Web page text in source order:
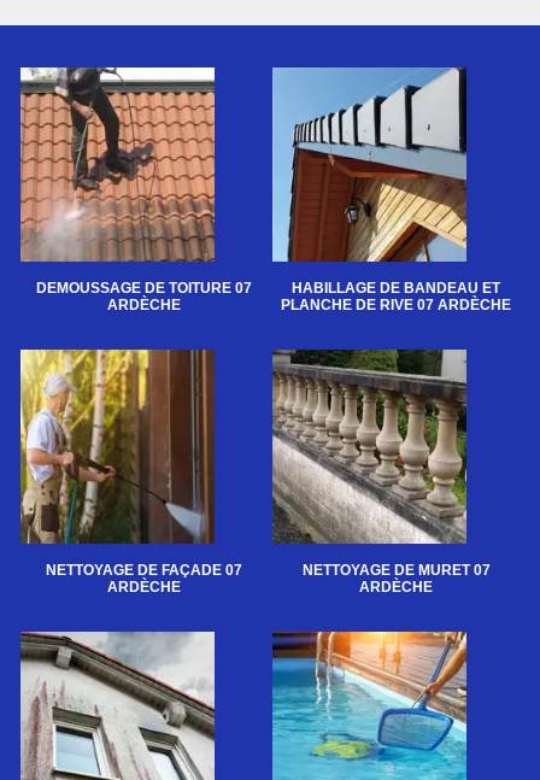
DEMOUSSAGE DE TOITURE 07
ARDÈCHE
HABILLAGE DE BANDEAU ET
PLANCHE DE RIVE 07 ARDÈCHE
NETTOYAGE DE FAÇADE 07
ARDÈCHE
NETTOYAGE DE MURET 07
ARDÈCHE